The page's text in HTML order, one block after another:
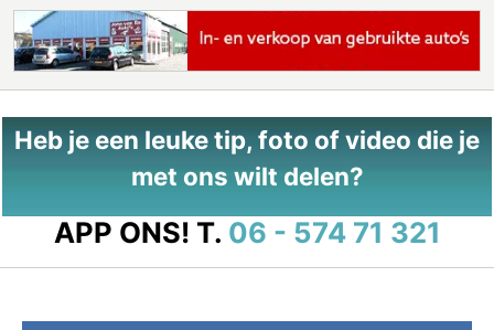
Heb je een leuke tip, foto of video die je
met ons wilt delen?
APP ONS! T. 06 - 574 71 321